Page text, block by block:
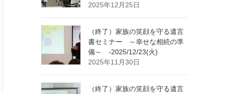
2025年12月25日
（終了）家族の笑顔を守る遺言
書セミナー ～幸せな相続の準
備～ -2025/12/23(火)
2025年11月30日
（終了）家族の笑顔を守る遺言